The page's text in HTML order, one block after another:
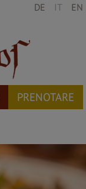
DE IT EN
PRENOTARE